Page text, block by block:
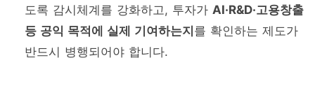
도록 감시체계를 강화하고, 투자가 AI·R&D·고용창출
등 공익 목적에 실제 기여하는지 를 확인하는 제도가
반드시 병행되어야 합니다.